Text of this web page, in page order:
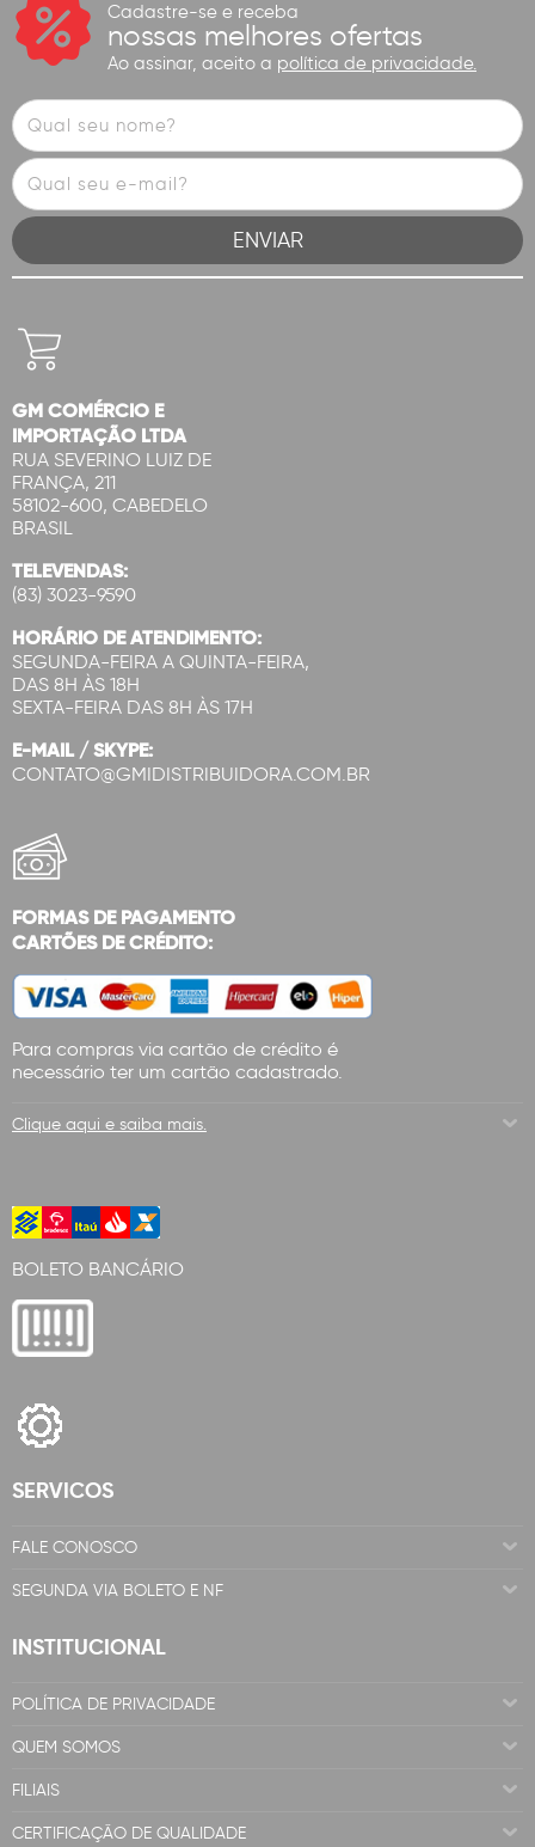
Cadastre-se e receba
nossas melhores ofertas
Ao assinar, aceito a política de privacidade.
GM COMÉRCIO E
IMPORTAÇÃO LTDA
RUA SEVERINO LUIZ DE
FRANÇA, 211
58102-600, CABEDELO
BRASIL
TELEVENDAS:
(83) 3023-9590
HORÁRIO DE ATENDIMENTO:
SEGUNDA-FEIRA A QUINTA-FEIRA,
DAS 8H ÀS 18H
SEXTA-FEIRA DAS 8H ÀS 17H
E-MAIL / SKYPE:
CONTATO@GMIDISTRIBUIDORA.COM.BR
FORMAS DE PAGAMENTO
CARTÕES DE CRÉDITO:
Para compras via cartão de crédito é
necessário ter um cartão cadastrado.
Clique aqui e saiba mais.
BOLETO BANCÁRIO
SERVICOS
FALE CONOSCO
SEGUNDA VIA BOLETO E NF
INSTITUCIONAL
POLÍTICA DE PRIVACIDADE
QUEM SOMOS
FILIAIS
CERTIFICAÇÃO DE QUALIDADE